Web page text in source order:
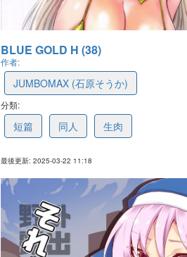
BLUE GOLD H (38)
作者:
JUMBOMAX (石原そうか)
分類:
短篇 同人 生肉
最後更新: 2025-03-22 11:18